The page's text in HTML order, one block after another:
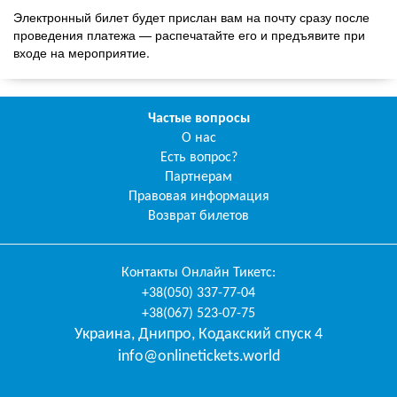
Электронный билет будет прислан вам на почту сразу после
проведения платежа — распечатайте его и предъявите при
входе на мероприятие.
Частые вопросы
О нас
Есть вопрос?
Партнерам
Правовая информация
Возврат билетов
Контакты Онлайн Тикетс:
+38(050) 337-77-04
+38(067) 523-07-75
Украина, Днипро, Кодакский спуск 4
info@onlinetickets.world